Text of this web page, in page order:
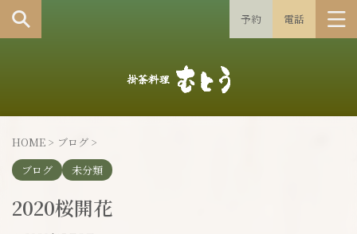
予約 電話
HOME > ブログ >
ブログ
未分類
2020桜開花